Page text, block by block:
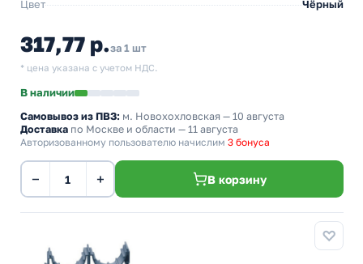
Цвет Чёрный
317,77 р.за 1 шт
* цена указана с учетом НДС.
В наличии
Самовывоз из ПВЗ: м. Новохохловская — 10 августа
Доставка по Москве и области — 11 августа
Авторизованному пользователю начислим 3 бонуса
− + В корзину